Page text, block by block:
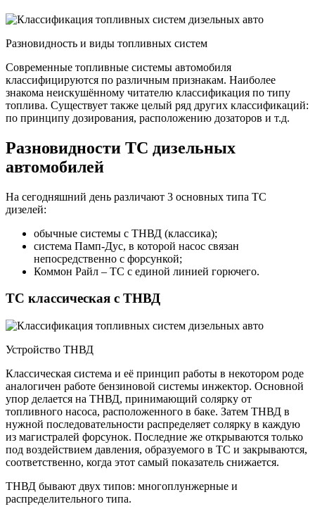
Разновидность и виды топливных систем
Современные топливные системы автомобиля
классифицируются по различным признакам. Наиболее
знакома неискушённому читателю классификация по типу
топлива. Существует также целый ряд других классификаций:
по принципу дозирования, расположению дозаторов и т.д.
Разновидности ТС дизельных
автомобилей
На сегодняшний день различают 3 основных типа ТС
дизелей:
обычные системы с ТНВД (классика);
система Памп-Дус, в которой насос связан
непосредственно с форсункой;
Коммон Райл – ТС с единой линией горючего.
ТС классическая с ТНВД
Устройство ТНВД
Классическая система и её принцип работы в некотором роде
аналогичен работе бензиновой системы инжектор. Основной
упор делается на ТНВД, принимающий солярку от
топливного насоса, расположенного в баке. Затем ТНВД в
нужной последовательности распределяет солярку в каждую
из магистралей форсунок. Последние же открываются только
под воздействием давления, образуемого в ТС и закрываются,
соответственно, когда этот самый показатель снижается.
ТНВД бывают двух типов: многоплунжерные и
распределительного типа.